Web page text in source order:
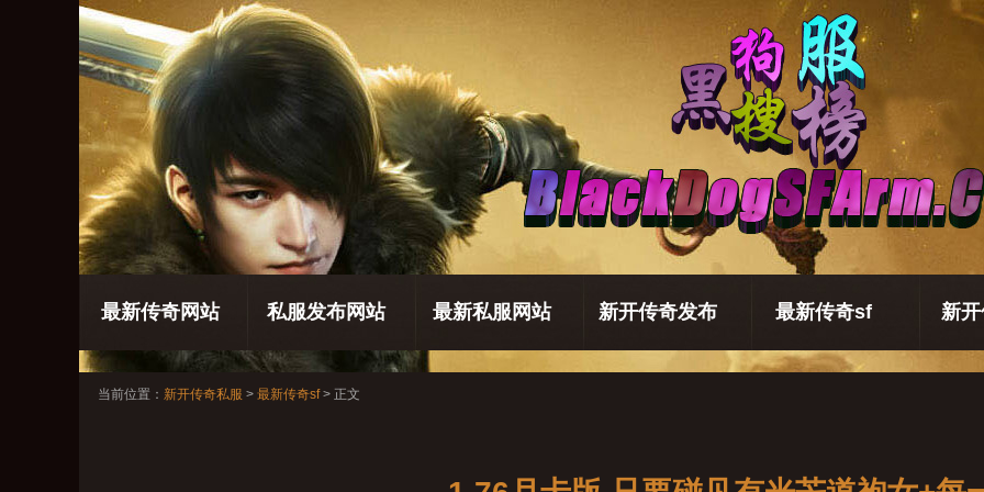
最新传奇网站 私服发布网站 最新私服网站 新开传奇发布 最新传奇sf 新
当前位置： 新开传奇私服 > 最新传奇sf> 正文